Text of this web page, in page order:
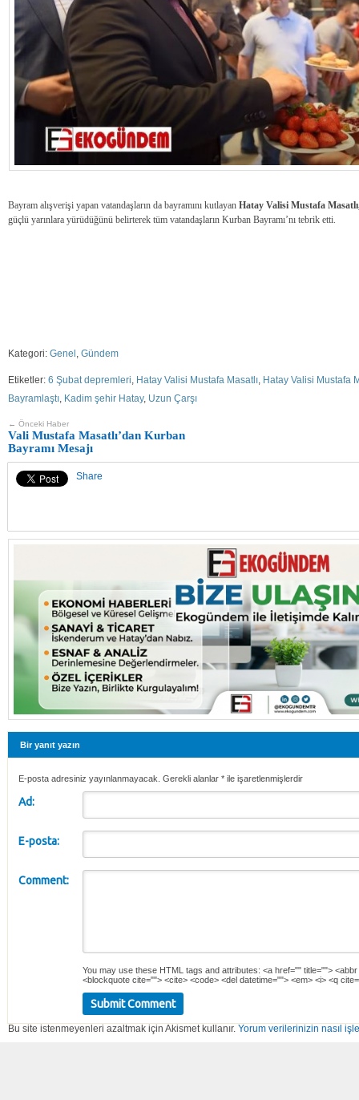
Bayram alışverişi yapan vatandaşların da bayramını kutlayan Hatay Valisi Mustafa
güçlü yarınlara yürüdüğünü belirterek tüm vatandaşların Kurban Bayramı’nı tebrik etti.
Kategori: Genel , Gündem
Etiketler: 6 Şubat depremleri, Hatay Valisi Mustafa Masatlı, Hatay Valisi Mustafa
Bayramlaştı, Kadim şehir Hatay, Uzun Çarşı
← Önceki Haber
Vali Mustafa Masatlı’dan Kurban
Bayramı Mesajı
Share
Bir yanıt yazın
E-posta adresiniz yayınlanmayacak. Gerekli alanlar * ile işaretlenmişlerdir
Ad:
E-posta:
Comment:
You may use these HTML tags and attributes: <a href="" title="">
<blockquote cite=""> <cite> <code> <del datetime=""> <em> <i> <q
Bu site istenmeyenleri azaltmak için Akismet kullanır. Yorum verilerinizin nasıl